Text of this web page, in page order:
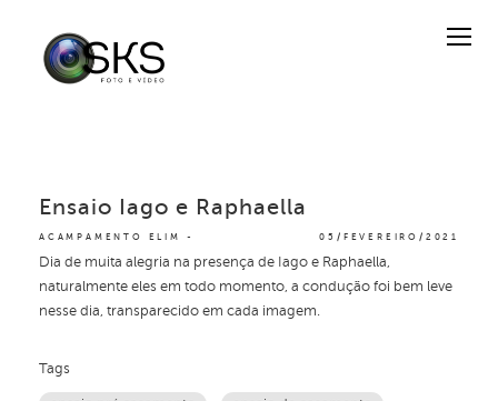
ACAMPAMENTO ELIM 05/FEVEREIRO/2021
Ensaio Iago e Raphaella
Dia de muita alegria na presença de Iago e Raphaella,
naturalmente eles em todo momento, a condução foi bem leve
nesse dia, transparecido em cada imagem.
Tags